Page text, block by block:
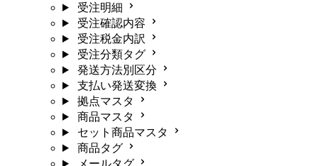
受注明細
受注確認内容
受注税金内訳
受注分類タグ
発送方法別区分
支払い発送変換
拠点マスタ
商品マスタ
セット商品マスタ
商品タグ
メールタグ